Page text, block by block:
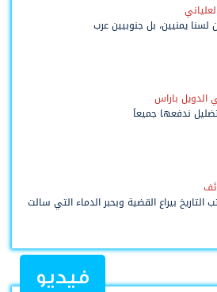
لسنا يمنيين، بل جنوبيين عرب
الدويل باراس
ندفعها جميعاً
التاريخ بيراع القضية وبحبر الدماء التي سالت
فيديو